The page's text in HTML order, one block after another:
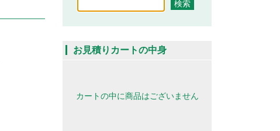
お見積りカートの中身
カートの中に商品はございません